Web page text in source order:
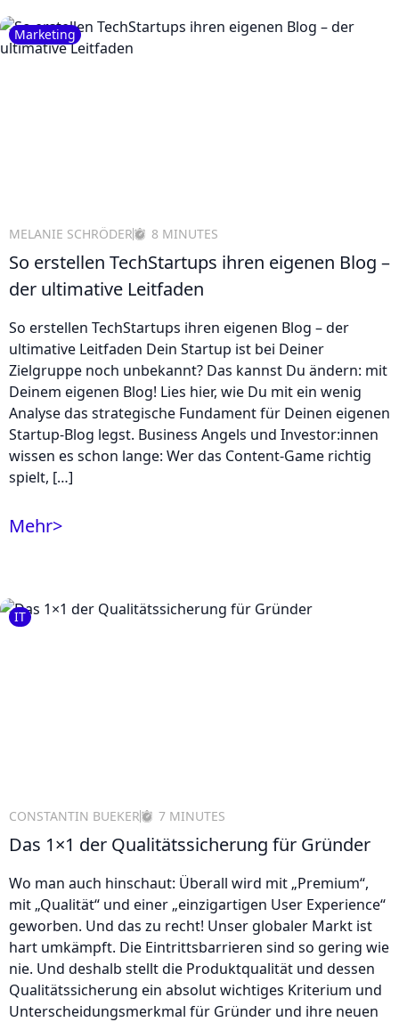
Marketing
MELANIE SCHRÖDER 8 MINUTES
So erstellen TechStartups ihren eigenen Blog –
der ultimative Leitfaden
So erstellen TechStartups ihren eigenen Blog – der
ultimative Leitfaden Dein Startup ist bei Deiner
Zielgruppe noch unbekannt? Das kannst Du ändern: mit
Deinem eigenen Blog! Lies hier, wie Du mit ein wenig
Analyse das strategische Fundament für Deinen eigenen
Startup-Blog legst. Business Angels und Investor:innen
wissen es schon lange: Wer das Content-Game richtig
spielt, […]
Mehr>
IT
CONSTANTIN BUEKER 7 MINUTES
Das 1×1 der Qualitätssicherung für Gründer
Wo man auch hinschaut: Überall wird mit „Premium“,
mit „Qualität“ und einer „einzigartigen User Experience“
geworben. Und das zu recht! Unser globaler Markt ist
hart umkämpft. Die Eintrittsbarrieren sind so gering wie
nie. Und deshalb stellt die Produktqualität und dessen
Qualitätssicherung ein absolut wichtiges Kriterium und
Unterscheidungsmerkmal für Gründer und ihre neuen